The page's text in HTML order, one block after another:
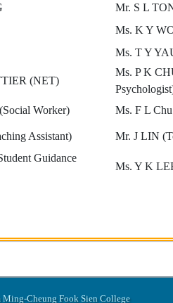
Mr. S L
Ms. K Y
Ms. T Y
(NET)
Ms. P K
Worker) Ms. F L
Assistant) Mr. J LIN
Guidance
Ms. Y K
Cheung Fook Sien College